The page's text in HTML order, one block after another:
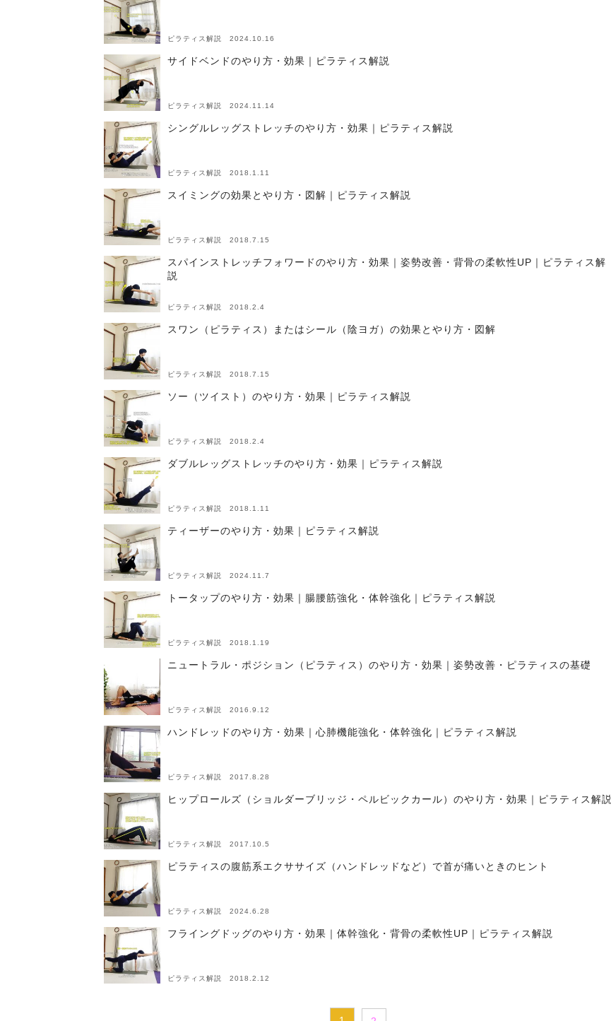
ピラティス解説 2024.10.16
サイドベンドのやり方・効果｜ピラティス解説
ピラティス解説 2024.11.14
シングルレッグストレッチのやり方・効果｜ピラティス解説
ピラティス解説 2018.1.11
スイミングの効果とやり方・図解｜ピラティス解説
ピラティス解説 2018.7.15
スパインストレッチフォワードのやり方・効果｜姿勢改善・背骨の柔軟性UP｜ピラティス解
説
ピラティス解説 2018.2.4
スワン（ピラティス）またはシール（陰ヨガ）の効果とやり方・図解
ピラティス解説 2018.7.15
ソー（ツイスト）のやり方・効果｜ピラティス解説
ピラティス解説 2018.2.4
ダブルレッグストレッチのやり方・効果｜ピラティス解説
ピラティス解説 2018.1.11
ティーザーのやり方・効果｜ピラティス解説
ピラティス解説 2024.11.7
トータップのやり方・効果｜腸腰筋強化・体幹強化｜ピラティス解説
ピラティス解説 2018.1.19
ニュートラル・ポジション（ピラティス）のやり方・効果｜姿勢改善・ピラティスの基礎
ピラティス解説 2016.9.12
ハンドレッドのやり方・効果｜心肺機能強化・体幹強化｜ピラティス解説
ピラティス解説 2017.8.28
ヒップロールズ（ショルダーブリッジ・ペルビックカール）のやり方・効果｜ピラティス解説
ピラティス解説 2017.10.5
ピラティスの腹筋系エクササイズ（ハンドレッドなど）で首が痛いときのヒント
ピラティス解説 2024.6.28
フライングドッグのやり方・効果｜体幹強化・背骨の柔軟性UP｜ピラティス解説
ピラティス解説 2018.2.12